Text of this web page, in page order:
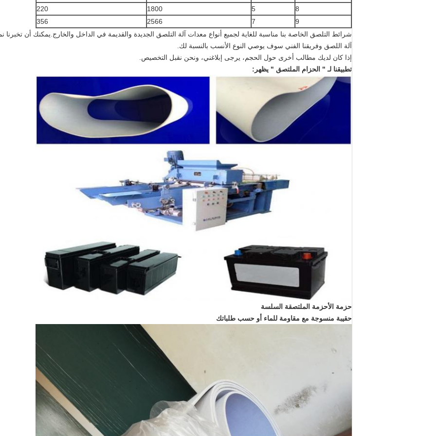
8
5
1800
220
9
7
2566
356
شرائط التلصق الخاصة بنا مناسبة للغاية لجميع أنواع معدات آلة التلصق الجديدة والقديمة في الداخل والخارج.يمكنك أن تخبرنا
آلة اللصق وفريقنا الفني سوف يوصي النوع الأنسب بالنسبة لك.
إذا كان لديك مطالب أخرى حول الحجم، يرجى إبلاغني، ونحن نقبل التخصيص.
تطبيقنا لـ " الحزام الملتصق " يظهر:
حزمة الأحزمة الملتصقة السلسة
حقيبة منسوجة مع مقاومة للماء أو حسب طلباتك